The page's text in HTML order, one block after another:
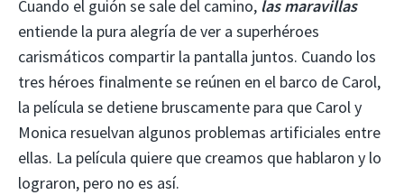
Cuando el guión se sale del camino, las maravillas
entiende la pura alegría de ver a superhéroes
carismáticos compartir la pantalla juntos. Cuando los
tres héroes finalmente se reúnen en el barco de Carol,
la película se detiene bruscamente para que Carol y
Monica resuelvan algunos problemas artificiales entre
ellas. La película quiere que creamos que hablaron y lo
lograron, pero no es así.